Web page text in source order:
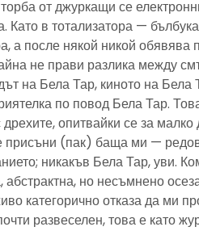
от джуркащи се
Като в тотализатора —
а после някой никой обявява
не прави разлика между
на Бела Тар, киното на Бела
по повод Бела Тар.
опитвайки се за
присъни (пак) баща ми —
никакъв Бела Тар, уви.
абстрактна, но несъмнено
категорично отказа да ми
развеселен, това е като